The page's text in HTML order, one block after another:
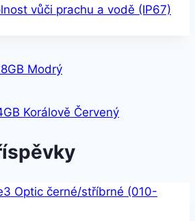
vůči prachu a vodě (IP67)
Modrý
Korálově Červený